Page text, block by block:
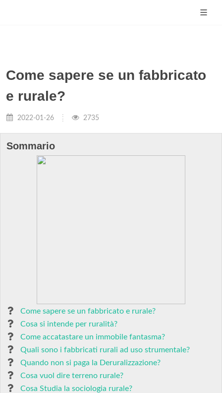
Come sapere se un fabbricato
e rurale?
2022-01-26 2735
Sommario
Come sapere se un fabbricato e rurale?
Cosa si intende per ruralità?
Come accatastare un immobile fantasma?
Quali sono i fabbricati rurali ad uso strumentale?
Quando non si paga la Deruralizzazione?
Cosa vuol dire terreno rurale?
Cosa Studia la sociologia rurale?